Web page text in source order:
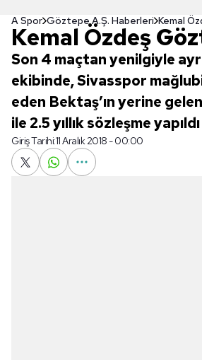
A Spor Göztepe A.Ş. Haberleri Kemal
Kemal Özdeş
Son 4 maçtan yenilgiyle
ekibinde, Sivasspor
eden Bektaş’ın yerine
ile 2.5 yıllık sözleşme yapıldı
Giriş Tarihi:11 Aralık 2018 - 00:00